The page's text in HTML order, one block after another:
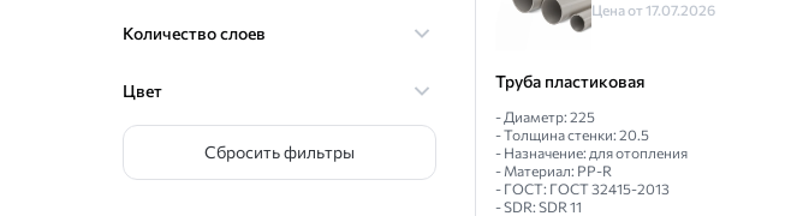
Количество слоев
Цвет
Сбросить фильтры
Цена от 17.07.2026
Труба пластиковая
- Диаметр: 225
- Толщина стенки: 20.5
- Назначение: для отопления
- Материал: PP-R
- ГОСТ: ГОСТ 32415-2013
- SDR: SDR 11